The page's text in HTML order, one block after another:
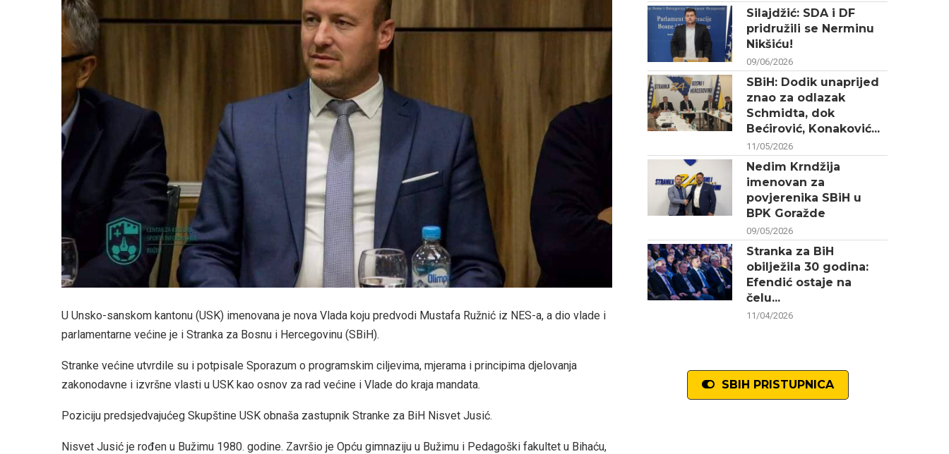
U Unsko-sanskom kantonu (USK) imenovana je nova Vlada koju predvodi Mustafa Ružnić iz NES-a, a dio vlade i
parlamentarne većine je i Stranka za Bosnu i Hercegovinu (SBiH).
Stranke većine utvrdile su i potpisale Sporazum o programskim ciljevima, mjerama i principima djelovanja
zakonodavne i izvršne vlasti u USK kao osnov za rad većine i Vlade do kraja mandata.
Poziciju predsjedvajućeg Skupštine USK obnaša zastupnik Stranke za BiH Nisvet Jusić.
Nisvet Jusić je rođen u Bužimu 1980. godine. Završio je Opću gimnaziju u Bužimu i Pedagoški fakultet u Bihaću,
Silajdžić: SDA i DF
pridružili se Nerminu
Nikšiću!
09/06/2026
SBiH: Dodik unaprijed
znao za odlazak
Schmidta, dok
Bećirović, Konaković...
11/05/2026
Nedim Krndžija
imenovan za
povjerenika SBiH u
BPK Goražde
09/05/2026
Stranka za BiH
obilježila 30 godina:
Efendić ostaje na
čelu...
11/04/2026
SBIH PRISTUPNICA